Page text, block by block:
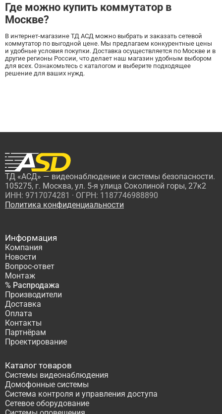
Где можно купить коммутатор в
Москве?
В интернет-магазине ТД АСД можно выбрать и заказать сетевой
коммутатор по выгодной цене. Мы предлагаем конкурентные цены
и удобные условия покупки. Доставка осуществляется по Москве и в
другие регионы России, что делает наш магазин удобным выбором
для всех. Ознакомьтесь с каталогом и выберите подходящее
решение для ваших нужд.
ТД «АСД» — видеонаблюдение и системы безопасности.
105275, г. Москва, ул. 5-я улица Соколиной горы, 27к2
ИНН: 9717074281 · ОГРН: 1187746988890
Политика конфиденциальности
Информация
Компания
Новости
Вопрос-ответ
Монтаж
% Распродажа
Производители
Доставка
Оплата
Контакты
Партнёрам
Проектирование
Каталог товаров
Системы видеонаблюдения
Домофонные системы
Система контроля и управления доступа
Сетевое оборудование